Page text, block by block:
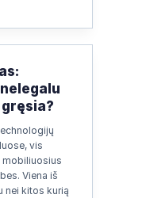
vis
mobiliuosius
Viena iš
nei kitos kurią